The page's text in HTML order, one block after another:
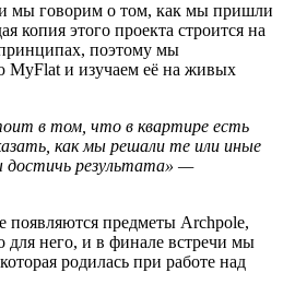
мы говорим о том, как мы пришли
копия этого проекта строится на
поэтому мы
MyFlat и изучаем её на живых
в том, что в квартире есть
как мы решали те или иные
достичь результата» —
появляются предметы Archpole,
для него, и в финале встречи мы
родилась при работе над